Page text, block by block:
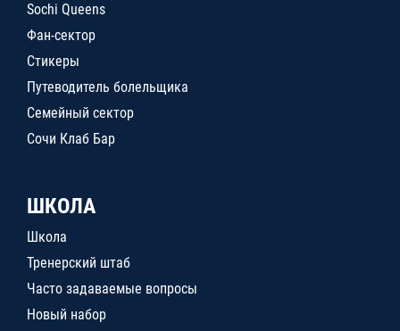
Sochi Queens
Фан-сектор
Стикеры
Путеводитель болельщика
Семейный сектор
Сочи Клаб Бар
ШКОЛА
Школа
Тренерский штаб
Часто задаваемые вопросы
Новый набор